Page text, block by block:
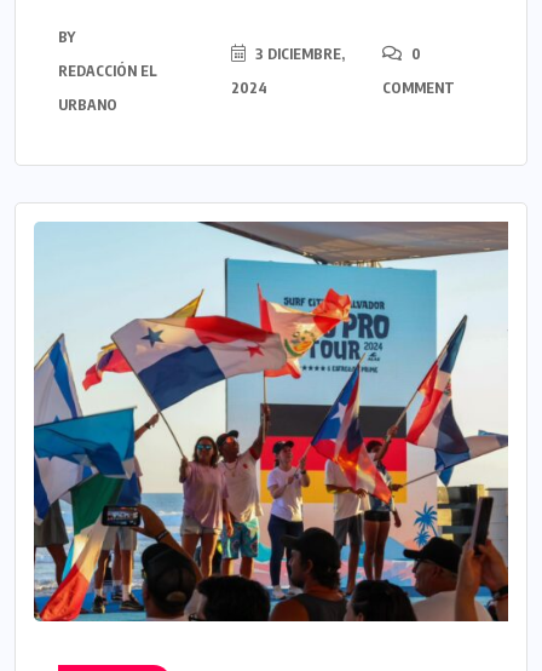
BY
REDACCIÓN EL
URBANO
3 DICIEMBRE,
2024
0
COMMENT